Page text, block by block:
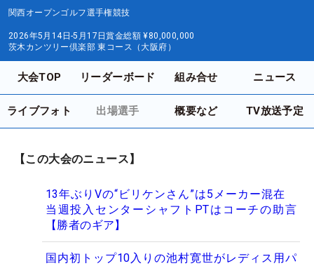
関西オープンゴルフ選手権競技
2026年5月14日-5月17日賞金総額 ¥80,000,000
茨木カンツリー倶楽部 東コース（大阪府）
大会TOP リーダーボード 組み合せ ニュース
ライブフォト 出場選手 概要など TV放送予定
【この大会のニュース】
13年ぶりVの“ビリケンさん”は5メーカー混在
当週投入センターシャフトPTはコーチの助言
【勝者のギア】
国内初トップ10入りの池村寛世がレディス用パ